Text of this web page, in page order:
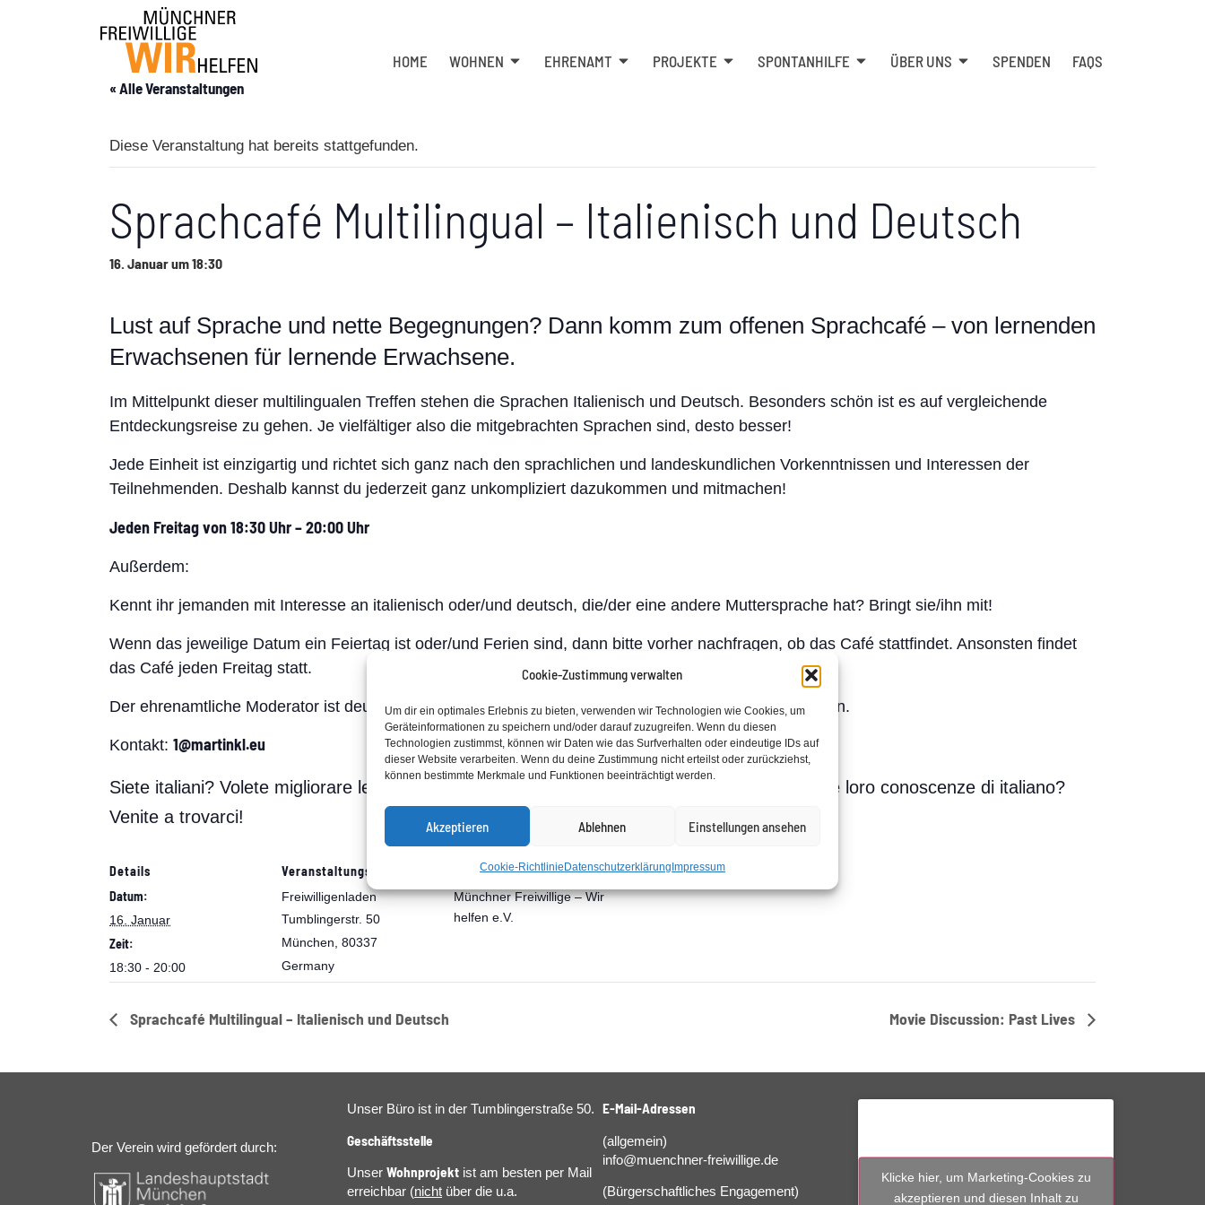
Cookie-Zustimmung verwalten
Um dir ein optimales Erlebnis zu bieten, verwenden wir Technologien wie Cookies, um
Geräteinformationen zu speichern und/oder darauf zuzugreifen. Wenn du diesen
Technologien zustimmst, können wir Daten wie das Surfverhalten oder eindeutige IDs auf
dieser Website verarbeiten. Wenn du deine Zustimmung nicht erteilst oder zurückziehst,
können bestimmte Merkmale und Funktionen beeinträchtigt werden.
Akzeptieren Ablehnen Einstellungen ansehen
Cookie-Richtlinie Datenschutzerklärung Impressum
HOME WOHNEN EHRENAMT PROJEKTE SPONTANHILFE ÜBER UNS SPENDEN
FAQS
« Alle Veranstaltungen
Diese Veranstaltung hat bereits stattgefunden.
Sprachcafé Multilingual – Italienisch und Deutsch
16. Januar um 18:30
Lust auf Sprache und nette Begegnungen? Dann komm zum offenen Sprachcafé – von lernenden
Erwachsenen für lernende Erwachsene.
Im Mittelpunkt dieser multilingualen Treffen stehen die Sprachen Italienisch und Deutsch. Besonders schön ist es auf vergleichende
Entdeckungsreise zu gehen. Je vielfältiger also die mitgebrachten Sprachen sind, desto besser!
Jede Einheit ist einzigartig und richtet sich ganz nach den sprachlichen und landeskundlichen Vorkenntnissen und Interessen der
Teilnehmenden. Deshalb kannst du jederzeit ganz unkompliziert dazukommen und mitmachen!
Jeden Freitag von 18:30 Uhr – 20:00 Uhr
Außerdem:
Kennt ihr jemanden mit Interesse an italienisch oder/und deutsch, die/der eine andere Muttersprache hat? Bringt sie/ihn mit!
Wenn das jeweilige Datum ein Feiertag ist oder/und Ferien sind, dann bitte vorher nachfragen, ob das Café stattfindet. Ansonsten findet
das Café jeden Freitag statt.
Der ehrenamtliche Moderator ist deutscher Muttersprachler mit Kenntnissen der italienischen Sprachen.
Kontakt: 1@martinkl.eu
Siete italiani? Volete migliorare le vostre conoscenze di tedesco e aiutare altri a migliorare le loro conoscenze di italiano?
Venite a trovarci!
Details
Datum:
16. Januar
Zeit:
18:30 - 20:00
Veranstaltungsort
Freiwilligenladen
Tumblingerstr. 50
München 80337
Germany
Veranstalter
Münchner Freiwillige – Wir
helfen e.V.
Sprachcafé Multilingual – Italienisch und Deutsch Movie Discussion: Past Lives
Der Verein wird gefördert durch:
Unser Büro ist in der Tumblingerstraße 50.
Geschäftsstelle
Unser Wohnprojekt ist am besten per Mail
erreichbar (nicht über die u.a.
E-Mail-Adressen
(allgemein)
info@muenchner‑freiwillige.de
(Bürgerschaftliches Engagement)
Klicke hier, um Marketing-Cookies zu
akzeptieren und diesen Inhalt zu